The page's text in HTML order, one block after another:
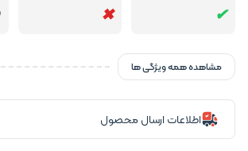
مشاهده همه ویژگی ها
اطلاعات ارسال محصول